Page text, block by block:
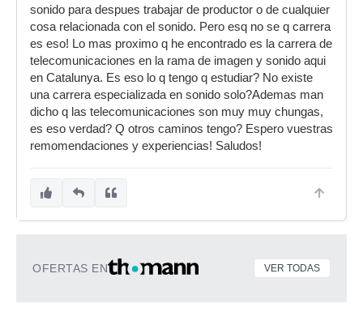
sonido para despues trabajar de productor o de cualquier
cosa relacionada con el sonido. Pero esq no se q carrera
es eso! Lo mas proximo q he encontrado es la carrera de
telecomunicaciones en la rama de imagen y sonido aqui
en Catalunya. Es eso lo q tengo q estudiar? No existe
una carrera especializada en sonido solo?Ademas man
dicho q las telecomunicaciones son muy muy chungas,
es eso verdad? Q otros caminos tengo? Espero vuestras
remomendaciones y experiencias! Saludos!
OFERTAS EN VER TODAS